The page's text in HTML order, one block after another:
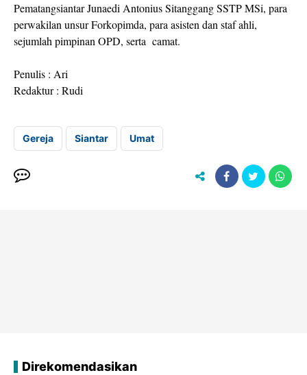
Pematangsiantar Junaedi Antonius Sitanggang SSTP MSi, para
perwakilan unsur Forkopimda, para asisten dan staf ahli,
sejumlah pimpinan OPD, serta camat.
Penulis : Ari
Redaktur : Rudi
Gereja Siantar Umat
Direkomendasikan